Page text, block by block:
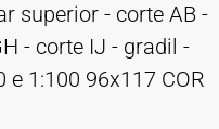
superior - corte AB -
- corte IJ - gradil -
e 1:100 96x117 COR